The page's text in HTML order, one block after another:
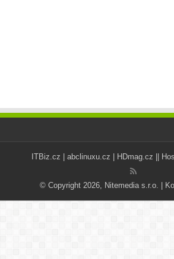
ITBiz.cz abclinuxu.cz HDmag.cz ||
© Copyright 2026, Nitemedia s.r.o. |